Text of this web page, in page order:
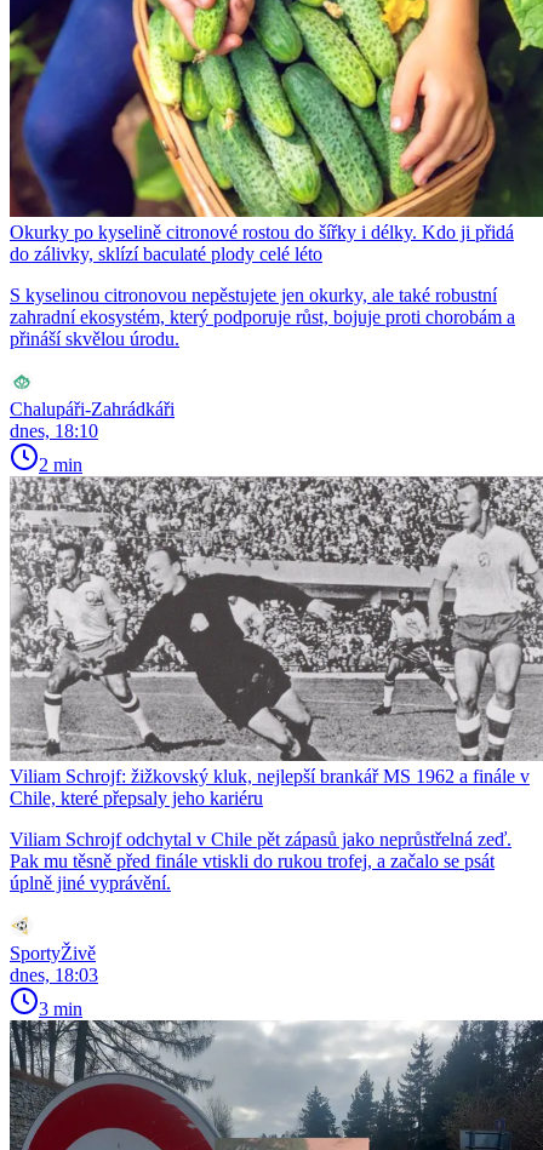
Okurky po kyselině citronové rostou do šířky i délky. Kdo ji přidá
do zálivky, sklízí baculaté plody celé léto
S kyselinou citronovou nepěstujete jen okurky, ale také robustní
zahradní ekosystém, který podporuje růst, bojuje proti chorobám a
přináší skvělou úrodu.
Chalupáři-Zahrádkáři
dnes, 18:10
2 min
Viliam Schrojf: žižkovský kluk, nejlepší brankář MS 1962 a finále v
Chile, které přepsaly jeho kariéru
Viliam Schrojf odchytal v Chile pět zápasů jako neprůstřelná zeď.
Pak mu těsně před finále vtiskli do rukou trofej, a začalo se psát
úplně jiné vyprávění.
SportyŽivě
dnes, 18:03
3 min